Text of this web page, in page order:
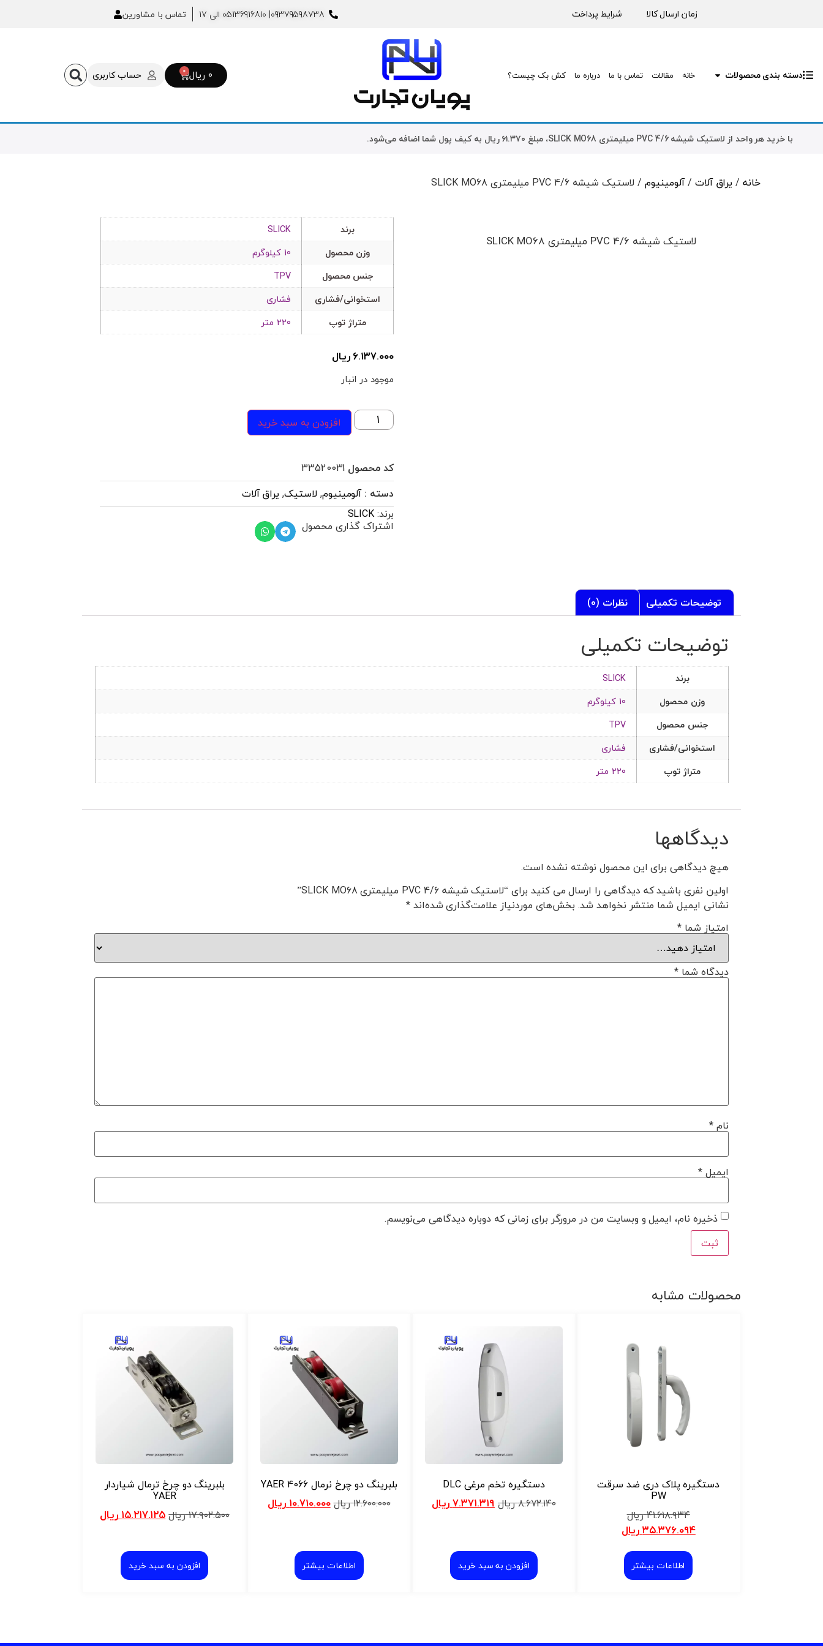
زمان ارسال کالا شرایط پرداخت 09379598738| 05136916810 الی 17 تماس با مشاورین
دسته بندی محصولات خانه مقالات تماس با ما درباره ما کش بک چیست؟ ۰ ریال 0 حساب کاربری
با خرید هر واحد از لاستیک شیشه PVC 4/6 میلیمتری SLICK MO68 ، مبلغ ۶۱.۳۷۰ریال به کیف پول شما اضافه می‌شود.
خانه/ یراق آلات /آلومینیوم/ لاستیک شیشه PVC 4/6 میلیمتری SLICK MO68
لاستیک شیشه PVC 4/6 میلیمتری SLICK MO68
برند
SLICK
وزن محصول
10 کیلوگرم
جنس محصول
TPV
استخوانی/فشاری
فشاری
متراژ توپ
220 متر
۶.۱۳۷.۰۰۰ریال
موجود در انبار
افزودن به سبد خرید
کد محصول 33520031
دسته : آلومینیوم, لاستیک, یراق آلات
برند:SLICK
اشتراک گذاری محصول
توضیحات تکمیلی نظرات (0)
توضیحات تکمیلی
برند
SLICK
وزن محصول
10 کیلوگرم
جنس محصول
TPV
استخوانی/فشاری
فشاری
متراژ توپ
220 متر
دیدگاهها
هیچ دیدگاهی برای این محصول نوشته نشده است.
اولین نفری باشید که دیدگاهی را ارسال می کنید برای “لاستیک شیشه PVC 4/6 میلیمتری SLICK MO68”
نشانی ایمیل شما منتشر نخواهد شد. بخش‌های موردنیاز علامت‌گذاری شده‌اند*
امتیاز شما *
دیدگاه شما *
نام*
ایمیل*
ذخیره نام، ایمیل و وبسایت من در مرورگر برای زمانی که دوباره دیدگاهی می‌نویسم.
محصولات مشابه
دستگیره پلاک دری ضد سرقت
PW
۴۱.۶۱۸.۹۳۴ریال
۳۵.۳۷۶.۰۹۴ریال
اطلاعات بیشتر
دستگیره تخم مرغی DLC
۸.۶۷۲.۱۴۰ریال۷.۳۷۱.۳۱۹ریال
افزودن به سبد خرید
بلبرینگ دو چرخ نرمال 4066 YAER
۱۲.۶۰۰.۰۰۰ریال۱۰.۷۱۰.۰۰۰ریال
اطلاعات بیشتر
بلبرینگ دو چرخ ترمال شیاردار
YAER
۱۷.۹۰۲.۵۰۰ریال۱۵.۲۱۷.۱۲۵ریال
افزودن به سبد خرید